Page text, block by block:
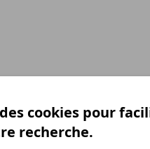
cookies pour
recherche.